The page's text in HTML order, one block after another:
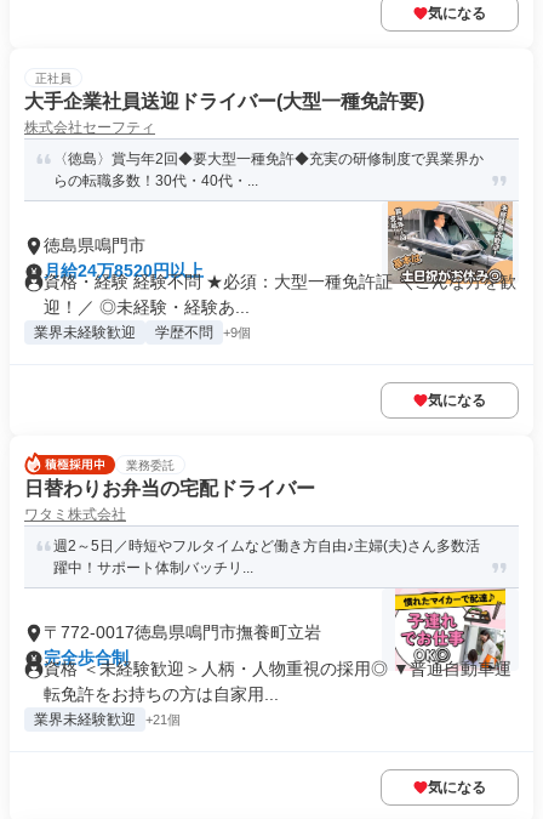
気になる
正社員
大手企業社員送迎ドライバー(大型一種免許要)
株式会社セーフティ
〈徳島〉賞与年2回◆要大型一種免許◆充実の研修制度で異業界か
らの転職多数！30代・40代・...
徳島県鳴門市
月給24万8520円以上
資格・経験 経験不問 ★必須：大型一種免許証 ＼こんな方を歓
迎！／ ◎未経験・経験あ...
業界未経験歓迎 学歴不問 +9個
気になる
業務委託
日替わりお弁当の宅配ドライバー
ワタミ株式会社
週2～5日／時短やフルタイムなど働き方自由♪主婦(夫)さん多数活
躍中！サポート体制バッチリ...
〒772-0017徳島県鳴門市撫養町立岩
完全歩合制
資格 ＜未経験歓迎＞人柄・人物重視の採用◎ ▼普通自動車運
転免許をお持ちの方は自家用...
業界未経験歓迎 +21個
気になる